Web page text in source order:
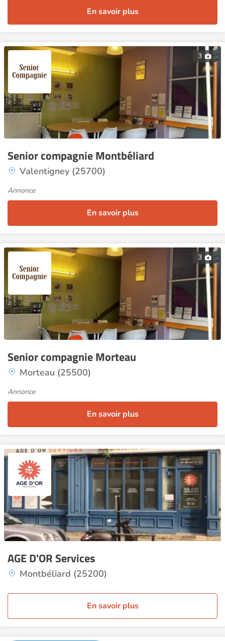
En savoir plus
3
Senior compagnie Montbéliard
Valentigney (25700)
Annonce
En savoir plus
3
Senior compagnie Morteau
Morteau (25500)
Annonce
En savoir plus
AGE D'OR Services
Montbéliard (25200)
En savoir plus